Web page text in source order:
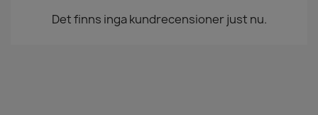
Det finns inga kundrecensioner just nu.